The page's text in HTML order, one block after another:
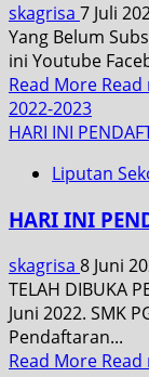
skagrisa 7 Juli
Yang Belum
ini Youtube
Read More
2022-2023
HARI INI
Liputan
HARI INI
skagrisa 8 Juni
TELAH DIBUKA
Juni 2022. SMK
Pendaftaran...
Read More Read